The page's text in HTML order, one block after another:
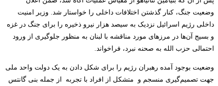
وضعیت جنگ، کنار گذشتن اختلافات داخلی را خواستار شد. وزیر امنیت
داخلی رژیم اسرائیل نزدیک به سیصد هزار نیرو ذخیره را برای جنگ در غزه
و بسیج آن‌­ها در مرزهای مورد مناقشه با لبنان به منظور جلوگیری از ورود
احتمالی حزب الله به صحنه نبرد، فراخواند.
وضعیت بوجود آمده رهبران رژیم را برای شکل دادن به یک دولت واحد ملی
جهت تصمیم‌گیری منسجم و متشکل از افراد با تجربه از جمله بنی گانتس